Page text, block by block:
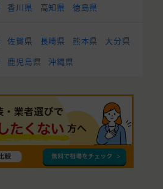
香川県 高知県 徳島県
佐賀県 長崎県 熊本県
大分県
鹿児島県 沖縄県